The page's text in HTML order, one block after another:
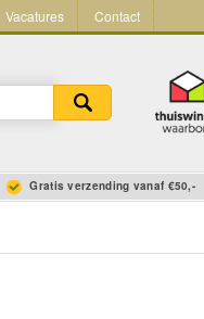
Vacatures Contact
Gratis verzending vanaf €50,-